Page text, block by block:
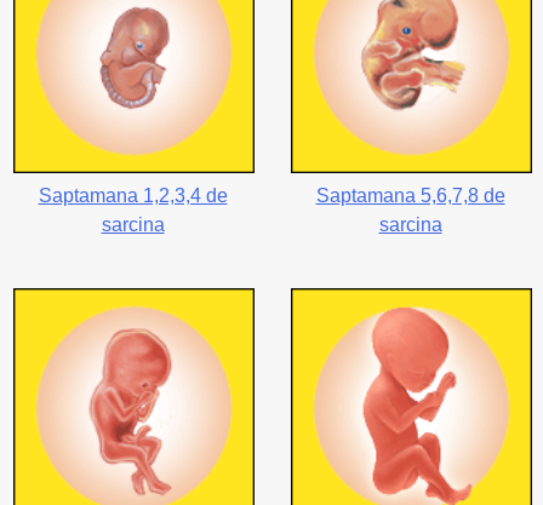
Saptamana 1,2,3,4 de
sarcina
Saptamana 5,6,7,8 de
sarcina